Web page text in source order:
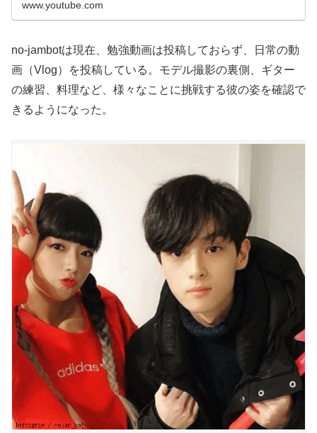
www.youtube.com
no-jambotは現在、勉強動画は投稿しておらず、日常の動
画（Vlog）を投稿している。モデル撮影の裏側、ギター
の練習、料理など、様々なことに挑戦する彼の姿を確認で
きるようになった。